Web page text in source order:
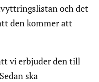
och det
den kommer att
vi erbjuder den till
ska